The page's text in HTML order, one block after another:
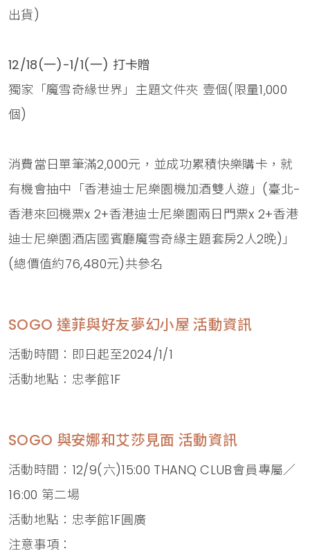
出貨)
12/18(一)-1/1(一) 打卡贈
獨家「魔雪奇緣世界」主題文件夾 壹個(限量1,000
個)
消費當日單筆滿2,000元，並成功累積快樂購卡，就
有機會抽中「香港迪士尼樂園機加酒雙人遊」(臺北-
香港來回機票x 2+香港迪士尼樂園兩日門票x 2+香港
迪士尼樂園酒店國賓廳魔雪奇緣主題套房2人2晚)」
(總價值約76,480元)共參名
SOGO 達菲與好友夢幻小屋 活動資訊
活動時間：即日起至2024/1/1
活動地點：忠孝館1F
SOGO 與安娜和艾莎見面 活動資訊
活動時間：12/9(六)15:00 THANQ CLUB會員專屬／
16:00 第二場
活動地點：忠孝館1F圓廣
注意事項：